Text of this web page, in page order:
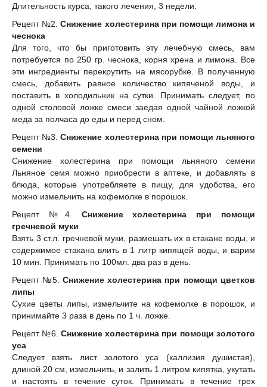
Длительность курса, такого лечения, 3 недели.
Рецепт №2.Снижение холестерина при помощи лимона и
чеснока
Для того, что бы приготовить эту лечебную смесь, вам
потребуется по 250 гр. чеснока, корня хрена и лимона. Все
эти ингредиенты перекрутить на мясорубке. В полученную
смесь, добавить равное количество кипяченой воды, и
поставить в холодильник на сутки. Принимать следует, по
одной столовой ложке смеси заедая одной чайной ложкой
меда за полчаса до еды и перед сном.
Рецепт №3.Снижение холестерина при помощи льняного
семени
Снижение холестерина при помощи льняного семени
Льняное семя можно приобрести в аптеке, и добавлять в
блюда, которые употребляете в пищу, для удобства, его
можно измельчить на кофемолке в порошок.
Рецепт №4. Снижение холестерина при помощи
гречневой муки
Взять 3 ст.л. гречневой муки, размешать их в стакане воды, и
содержимое стакана влить в 1 литр кипящей воды, и варим
10 мин. Принимать по 100мл. два раз в день.
Рецепт №5. Снижение холестерина при помощи цветков
липы
Сухие цветы липы, измельчите на кофемолке в порошок, и
принимайте 3 раза в день по 1 ч. ложке.
Рецепт №6. Снижение холестерина при помощи золотого
уса
Следует взять лист золотого уса (каллизия душистая),
длиной 20 см, измельчить, и залить 1 литром кипятка, укутать
и настоять в течение суток. Принимать в течение трех